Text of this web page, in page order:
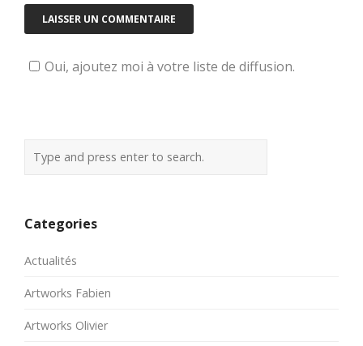
Oui, ajoutez moi à votre liste de diffusion.
Categories
Actualités
Artworks Fabien
Artworks Olivier